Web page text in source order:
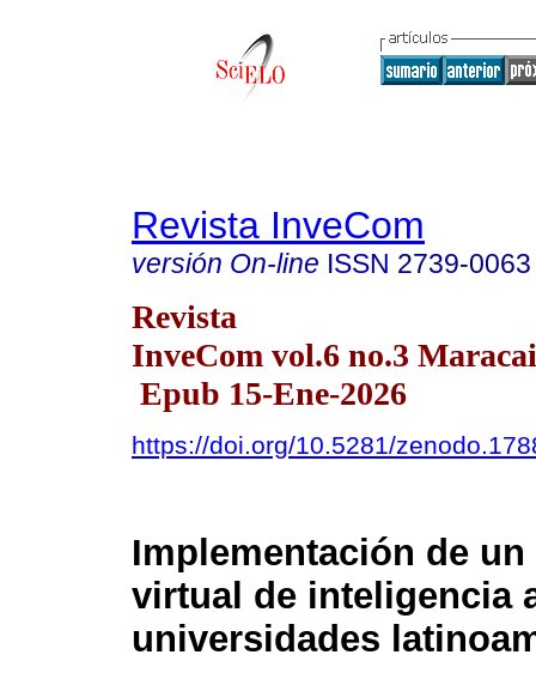
Revista InveCom
versión On-line ISSN 2739-0063
Revista
InveCom vol.6 no.3
Epub 15-Ene-2026
https://doi.org/10.5281/
Implementación de
virtual de inteligencia
universidades